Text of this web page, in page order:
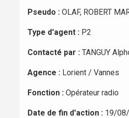
Pseudo : OLAF, ROBERT
Type d'agent : P2
Contacté par : TANGUY
Agence : Lorient / Vannes
Fonction : Opérateur radio
Date de fin d'action : 19/